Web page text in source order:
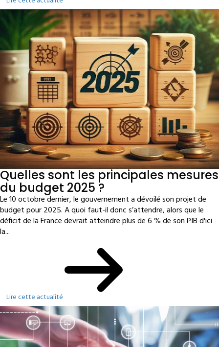
Quelles sont les principales mesures
du budget 2025 ?
Le 10 octobre dernier, le gouvernement a dévoilé son projet de
budget pour 2025. A quoi faut-il donc s’attendre, alors que le
déficit de la France devrait atteindre plus de 6 % de son PIB d'ici
la...
Lire cette actualité